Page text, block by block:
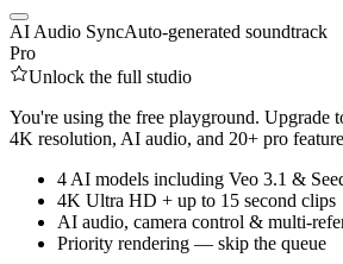
AI Audio SyncAuto-generated soundtrack
Pro
Unlock the full studio
You're using the free playground. Upgrade
4K resolution, AI audio, and 20+ pro
4 AI models including Veo 3.1 &
4K Ultra HD + up to 15 second clips
AI audio, camera control & multi-
Priority rendering — skip the queue